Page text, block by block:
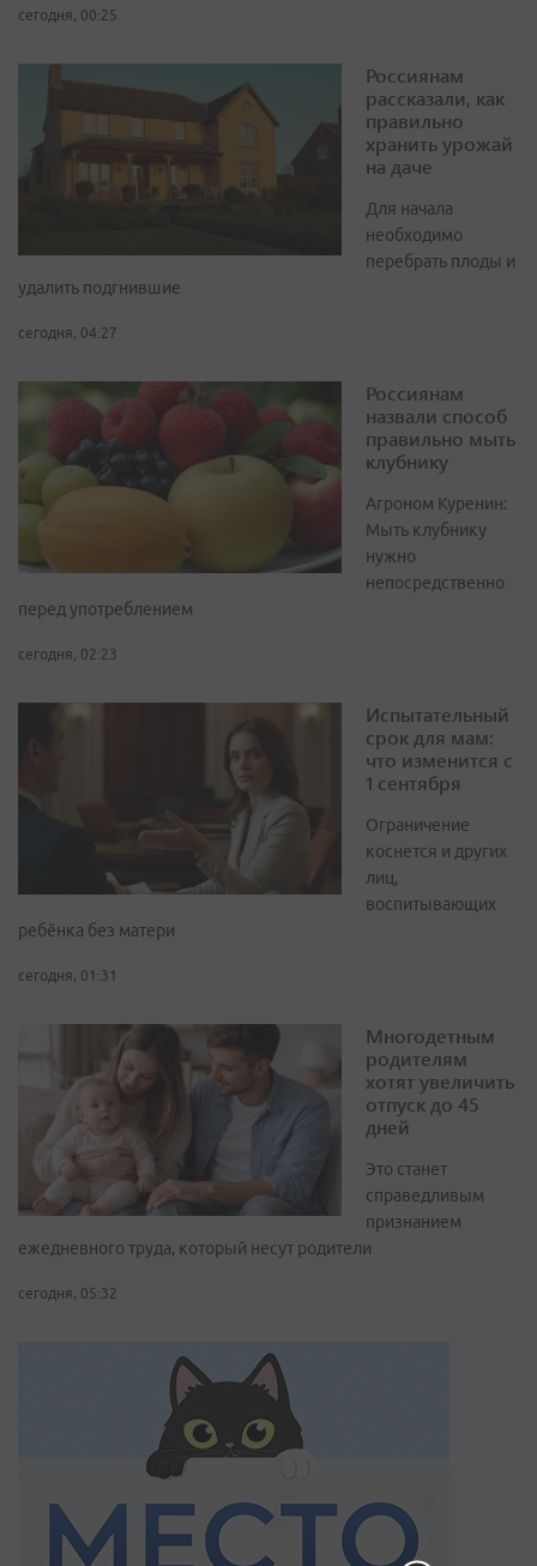
сегодня, 00:25
Россиянам
рассказали, как
правильно
хранить урожай
на даче
Для начала
необходимо
перебрать плоды и
удалить подгнившие
сегодня, 04:27
Россиянам
назвали способ
правильно мыть
клубнику
Агроном Куренин:
Мыть клубнику
нужно
непосредственно
перед употреблением
сегодня, 02:23
Испытательный
срок для мам:
что изменится с
1 сентября
Ограничение
коснется и других
лиц,
воспитывающих
ребёнка без матери
сегодня, 01:31
Многодетным
родителям
хотят увеличить
отпуск до 45
дней
Это станет
справедливым
признанием
ежедневного труда, который несут родители
сегодня, 05:32